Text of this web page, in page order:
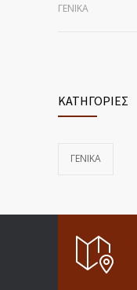
ΓΕΝΙΚΆ
ΚΑΤΗΓΟΡΙΕΣ
ΓΕΝΙΚΆ